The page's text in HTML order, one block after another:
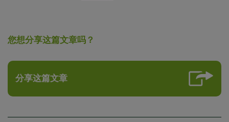
您想分享这篇文章吗？
分享这篇文章